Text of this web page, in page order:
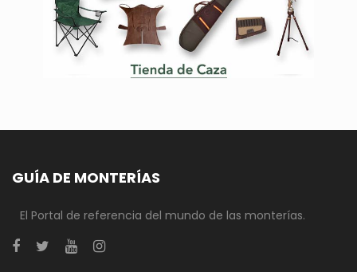
GUÍA DE MONTERÍAS
El Portal de referencia del mundo de las monterías.